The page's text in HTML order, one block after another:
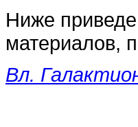
Ниже
материалов,
Вл.